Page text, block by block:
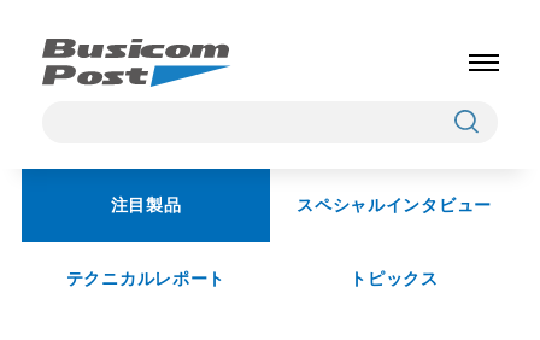
注目製品 スペシャルインタビュー
テクニカルレポート トピックス